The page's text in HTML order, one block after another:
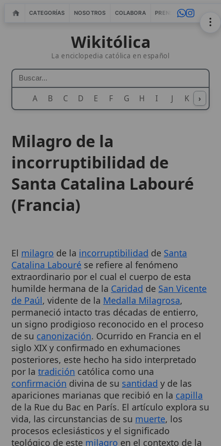
CATEGORÍAS NOSOTROS COLABORA PRENSA WEBMASTERS
Wikitólica
La enciclopedia católica en español
A B C D E F G H I J K L M
›
incorruptibilidad de
Santa Catalina Labouré
(Francia)
extraordinario por el cual el cuerpo de esta
humilde hermana de laCaridaddeSan Vicente
de Paúl, vidente de laMedalla Milagrosa,
permaneció intacto tras décadas de entierro,
un signo prodigioso reconocido en el proceso
de sucanonización. Ocurrido en Francia en el
siglo XIX y confirmado en exhumaciones
posteriores, este hecho ha sido interpretado
por la tradicióncatólica como una
confirmacióndivina de susantidady de las
apariciones marianas que recibió en lacapilla
de la Rue du Bac en París. El artículo explora su
vida, las circunstancias de sumuerte, los
procesos eclesiásticos y el significado
teológico de este milagroen el contexto de la
devoción mariana.
Cuadro resumen
[Datos abiertos]